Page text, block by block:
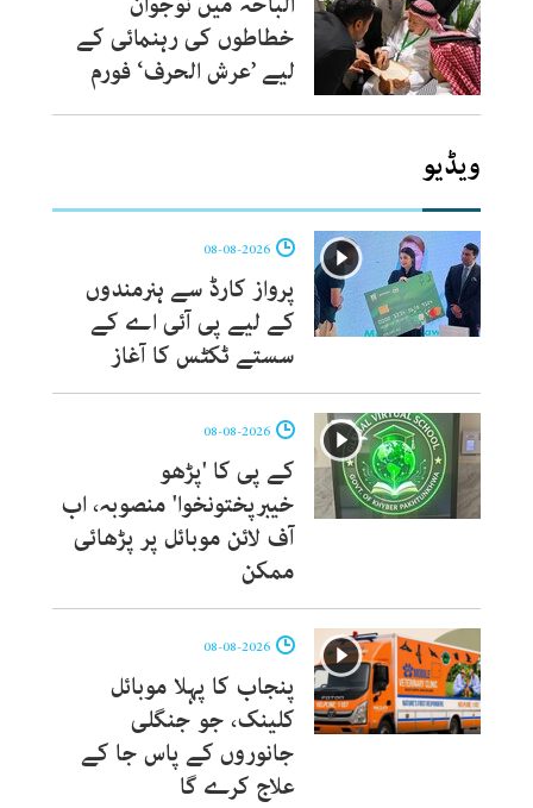
خطاطوں کی رہنمائی کے
لیے ’عرش الحرف‘ فورم
ویڈیو
پرواز کارڈ سے ہنرمندوں
کے لیے پی آئی اے کے
سستے ٹکٹس کا آغاز
کے پی کا 'پڑھو
خیبرپختونخوا' منصوبہ، اب
آف لائن موبائل پر پڑھائی
ممکن
پنجاب کا پہلا موبائل
کلینک، جو جنگلی
جانوروں کے پاس جا کے
علاج کرے گا